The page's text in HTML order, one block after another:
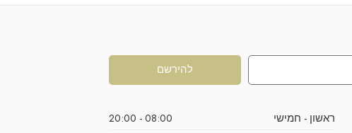
להירשם
ראשון - חמישי
08:00 - 20:00